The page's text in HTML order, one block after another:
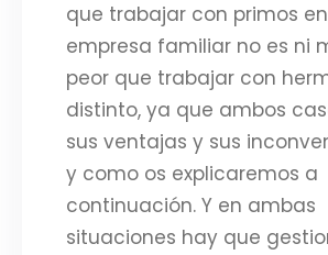
que trabajar con primos
empresa familiar no es ni
peor que trabajar con
distinto, ya que ambos
sus ventajas y sus
y como os explicaremos a
continuación. Y en ambas
situaciones hay que